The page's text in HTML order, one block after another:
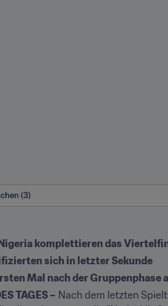
(3)
komplettieren das
sich in letzter Sekunde
Mal nach der Gruppenphase
TAGES – Nach dem letzten